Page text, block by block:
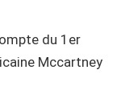
du 1er
Mccartney